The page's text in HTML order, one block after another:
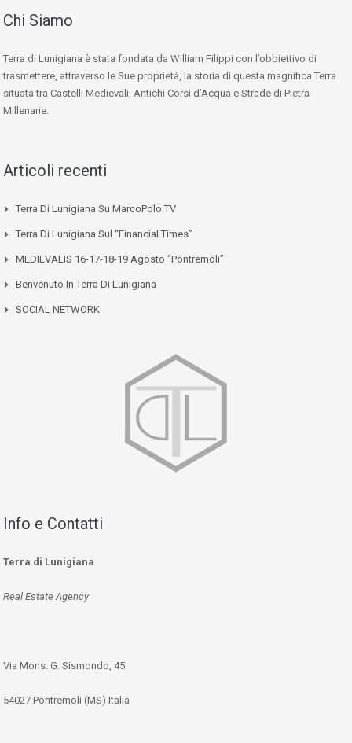
Chi Siamo
Terra di Lunigiana è stata fondata da William Filippi con l’obbiettivo di
trasmettere, attraverso le Sue proprietà, la storia di questa magnifica Terra
situata tra Castelli Medievali, Antichi Corsi d’Acqua e Strade di Pietra
Millenarie.
Articoli recenti
Terra Di Lunigiana Su MarcoPolo TV
Terra Di Lunigiana Sul “Financial Times”
MEDIEVALIS 16-17-18-19 Agosto “Pontremoli”
Benvenuto In Terra Di Lunigiana
SOCIAL NETWORK
Info e Contatti
Terra di Lunigiana
Real Estate Agency
Via Mons. G. Sismondo, 45
54027 Pontremoli (MS) Italia